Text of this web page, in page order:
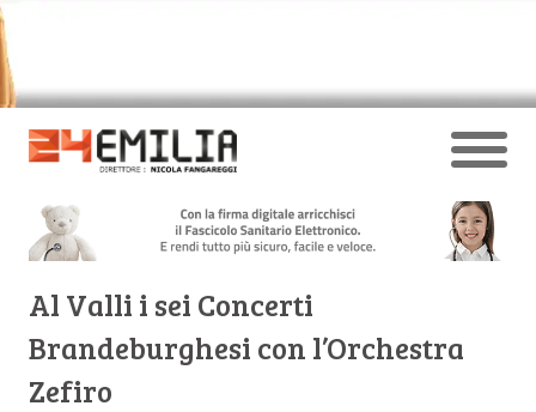
Al Valli i sei Concerti
Brandeburghesi con l’Orchestra
Zefiro